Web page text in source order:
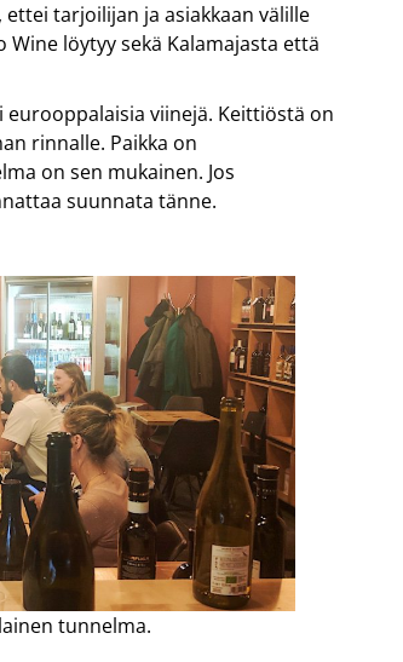
tarjoilijan ja asiakkaan välille
löytyy sekä Kalamajasta että
viinejä. Keittiöstä on
rinnalle. Paikka on
on sen mukainen. Jos
suunnata tänne.
tunnelma.